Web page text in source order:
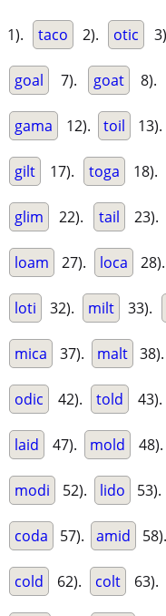
1). taco 2). otic
goal 7). goat 8).
gama 12). toil 13).
gilt 17). toga 18).
glim 22). tail 23).
loam 27). loca 28).
loti 32). milt 33).
mica 37). malt 38).
odic 42). told 43).
laid 47). mold 48).
modi 52). lido 53).
coda 57). amid 58).
cold 62). colt 63).